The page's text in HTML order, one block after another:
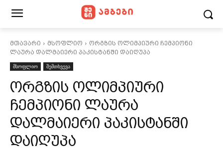
მთავარი მსოფლიო
ორგზის ოლიმპიური ჩემპიონი
ლაურა დალმაიერი პაკისტანში დაიღუპა
მსოფლიო
შემთხვევა
ორგზის ოლიმპიური
ჩემპიონი ლაურა
დალმაიერი პაკისტანში
დაიღუპა